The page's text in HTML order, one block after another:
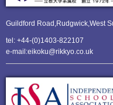
Guildford Road,Rudgwick,West
tel: +44-(0)1403-822107
e-mail:eikoku@rikkyo.co.uk